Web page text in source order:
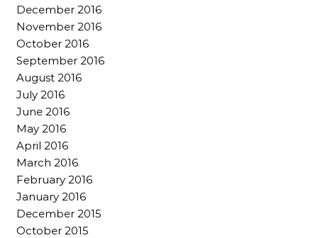
December 2016
November 2016
October 2016
September 2016
August 2016
July 2016
June 2016
May 2016
April 2016
March 2016
February 2016
January 2016
December 2015
October 2015